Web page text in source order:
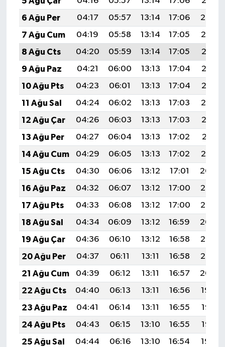
6 Ağu Per
04:17 05:57 13:14 17:06
20:20
7 Ağu Cum
04:19 05:58 13:14 17:05
20:19
8 Ağu Cts
04:20 05:59 13:14 17:05
20:18
9 Ağu Paz
04:21 06:00 13:13 17:04
20:16
10 Ağu Pts
04:23 06:01 13:13 17:04
20:15
11 Ağu Sal
04:24 06:02 13:13 17:03
20:14
12 Ağu Çar
04:26 06:03 13:13 17:03
20:13
13 Ağu Per
04:27 06:04 13:13 17:02
20:11
14 Ağu Cum
04:29 06:05 13:13 17:02
20:10
15 Ağu Cts
04:30 06:06 13:12 17:01
20:09
16 Ağu Paz
04:32 06:07 13:12 17:00
20:07
17 Ağu Pts
04:33 06:08 13:12 17:00
20:06
18 Ağu Sal
04:34 06:09 13:12 16:59
20:04
19 Ağu Çar
04:36 06:10 13:12 16:58
20:03
20 Ağu Per
04:37 06:11 13:11 16:58
20:02
21 Ağu Cum
04:39 06:12 13:11 16:57
20:00
22 Ağu Cts
04:40 06:13 13:11 16:56
19:59
23 Ağu Paz
04:41 06:14 13:11 16:55
19:57
24 Ağu Pts
04:43 06:15 13:10 16:55
19:56
25 Ağu Sal
04:44 06:16 13:10 16:54 19:54